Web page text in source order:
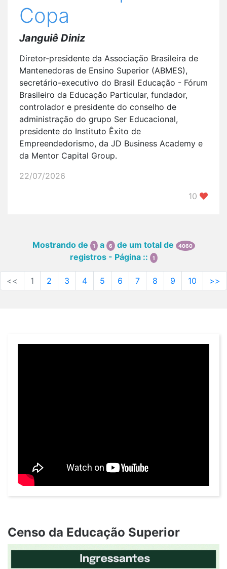
Copa
Janguiê Diniz
Diretor-presidente da Associação Brasileira de
Mantenedoras de Ensino Superior (ABMES),
secretário-executivo do Brasil Educação - Fórum
Brasileiro da Educação Particular, fundador,
controlador e presidente do conselho de
administração do grupo Ser Educacional,
presidente do Instituto Êxito de
Empreendedorismo, da JD Business Academy e
da Mentor Capital Group.
22/07/2026
10
Mostrando de 1 a 6 de um total de 4060
registros - Página :: 1
<< 1 2 3 4 5 6 7 8 9 10 >>
Censo da Educação Superior